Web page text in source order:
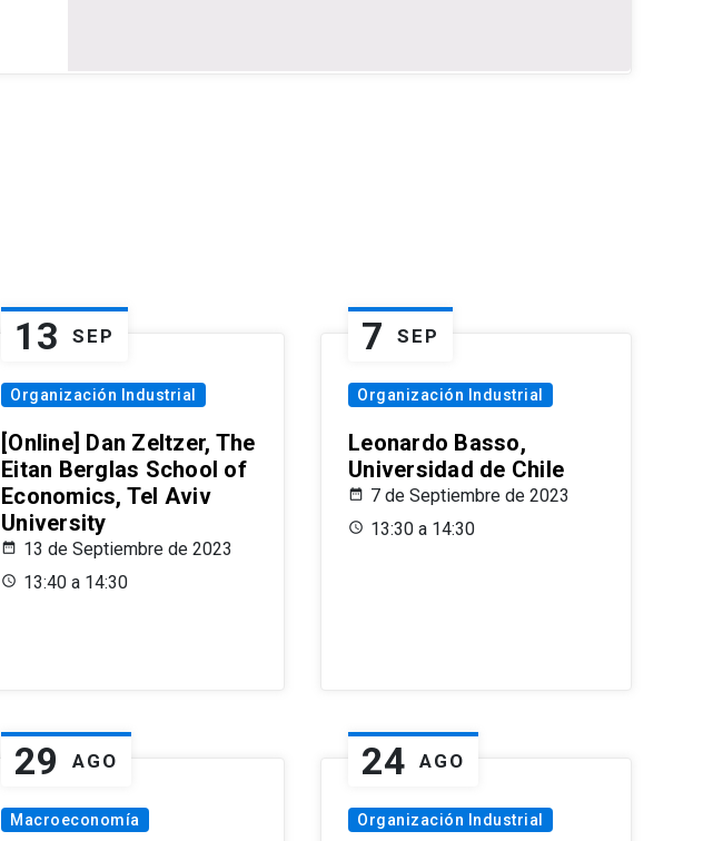
13 SEP
Organización Industrial
[Online] Dan Zeltzer, The
Eitan Berglas School of
Economics, Tel Aviv
University
13 de Septiembre de 2023
13:40 a 14:30
7 SEP
Organización Industrial
Leonardo Basso,
Universidad de Chile
7 de Septiembre de 2023
13:30 a 14:30
29 AGO
Macroeconomía
24 AGO
Organización Industrial